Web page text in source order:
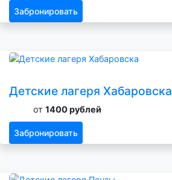
Забронировать
Детские лагеря Хабаровска
от 1400 рублей
Забронировать